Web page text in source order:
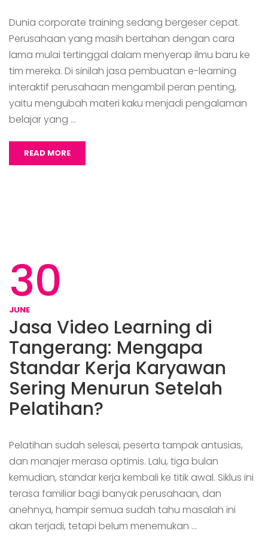
Dunia corporate training sedang bergeser cepat.
Perusahaan yang masih bertahan dengan cara
lama mulai tertinggal dalam menyerap ilmu baru ke
tim mereka. Di sinilah jasa pembuatan e-learning
interaktif perusahaan mengambil peran penting,
yaitu mengubah materi kaku menjadi pengalaman
belajar yang …
READ MORE
30
JUNE
Jasa Video Learning di
Tangerang: Mengapa
Standar Kerja Karyawan
Sering Menurun Setelah
Pelatihan?
Pelatihan sudah selesai, peserta tampak antusias,
dan manajer merasa optimis. Lalu, tiga bulan
kemudian, standar kerja kembali ke titik awal. Siklus ini
terasa familiar bagi banyak perusahaan, dan
anehnya, hampir semua sudah tahu masalah ini
akan terjadi, tetapi belum menemukan …